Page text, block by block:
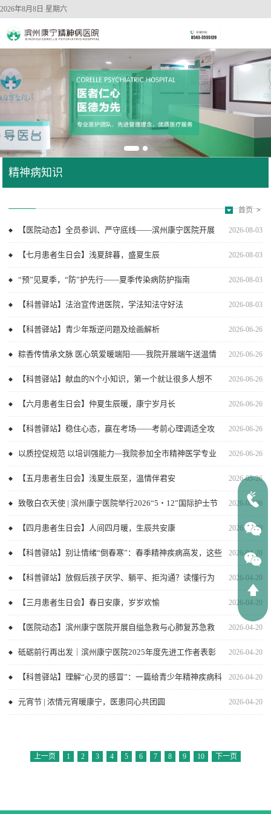
2026年8月8日 星期六
精神病知识
首页 >
2026-08-03
【医院动态】全员参训、严守底线——滨州康宁医院开展
院感规范化培训 2026-08-03
【七月患者生日会】浅夏辞暮，盛夏生辰
2026-08-03
“预”见夏季，“防”护先行——夏季传染病防护指南
2026-08-03
【科普驿站】法治宣传进医院，学法知法守好法
2026-06-26
【科普驿站】青少年叛逆问题及绘画解析
2026-06-26
粽香传情承文脉 医心筑爱暖端阳——我院开展端午送温情
活动 2026-06-26
【科普驿站】献血的N个小知识，第一个就让很多人想不
到！ 2026-06-26
【六月患者生日会】仲夏生辰暖，康宁岁月长
2026-06-26
【科普驿站】稳住心态，赢在考场——考前心理调适全攻
略 2026-06-26
以质控促规范 以培训强能力—我院参加全市精神医学专业
重点病例专题质控会议并开展院内专题培训 2026-05-26
【五月患者生日会】浅夏生辰至，温情伴君安
2026-05-26
致敬白衣天使 | 滨州康宁医院举行2026“5・12”国际护士节
庆祝活动 2026-04-20
【四月患者生日会】人间四月暖，生辰共安康
2026-04-20
【科普驿站】别让情绪“倒春寒”：春季精神疾病高发，这些
知识一定要知道 2026-04-20
【科普驿站】放假后孩子厌学、躺平、拒沟通？读懂行为
背后的心理，家长与咨询师双维度破局 2026-04-20
【三月患者生日会】春日安康，岁岁欢愉
2026-04-20
【医院动态】滨州康宁医院开展自缢急救与心肺复苏急救
演练 2026-04-20
砥砺前行再出发｜滨州康宁医院2025年度先进工作者表彰
2026-04-20
【科普驿站】理解“心灵的感冒”：一篇给青少年精神疾病科
普 2026-04-20
元宵节 | 浓情元宵暖康宁，医患同心共团圆
上一页 1 2 3 4 5 6 7 8 9 10 下一页